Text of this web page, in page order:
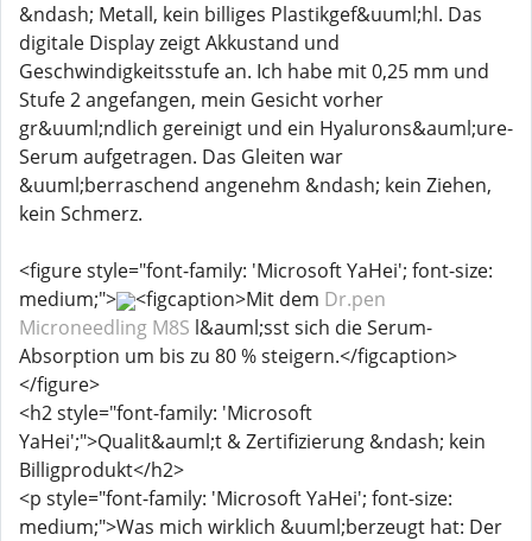
&ndash; Metall, kein billiges Plastikgef&uuml;hl. Das
digitale Display zeigt Akkustand und
Geschwindigkeitsstufe an. Ich habe mit 0,25 mm und
Stufe 2 angefangen, mein Gesicht vorher
gr&uuml;ndlich gereinigt und ein Hyalurons&auml;ure-
Serum aufgetragen. Das Gleiten war
&uuml;berraschend angenehm &ndash; kein Ziehen,
kein Schmerz.
<figure style="font-family: 'Microsoft YaHei'; font-size:
medium;">
<figcaption>Mit dem Dr.pen
Microneedling M8S l&auml;sst sich die Serum-
Absorption um bis zu 80 % steigern.</figcaption>
</figure>
<h2 style="font-family: 'Microsoft
YaHei';">Qualit&auml;t & Zertifizierung &ndash; kein
Billigprodukt</h2>
<p style="font-family: 'Microsoft YaHei'; font-size:
medium;">Was mich wirklich &uuml;berzeugt hat: Der